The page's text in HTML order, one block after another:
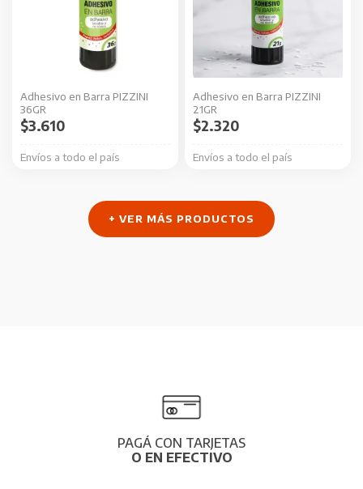
Adhesivo en Barra PIZZINI
36GR
Envíos a todo el país
$3.610
Adhesivo en Barra PIZZINI
21GR
Envíos a todo el país
$2.320
+ VER MÁS PRODUCTOS
PAGÁ CON TARJETAS
O EN EFECTIVO